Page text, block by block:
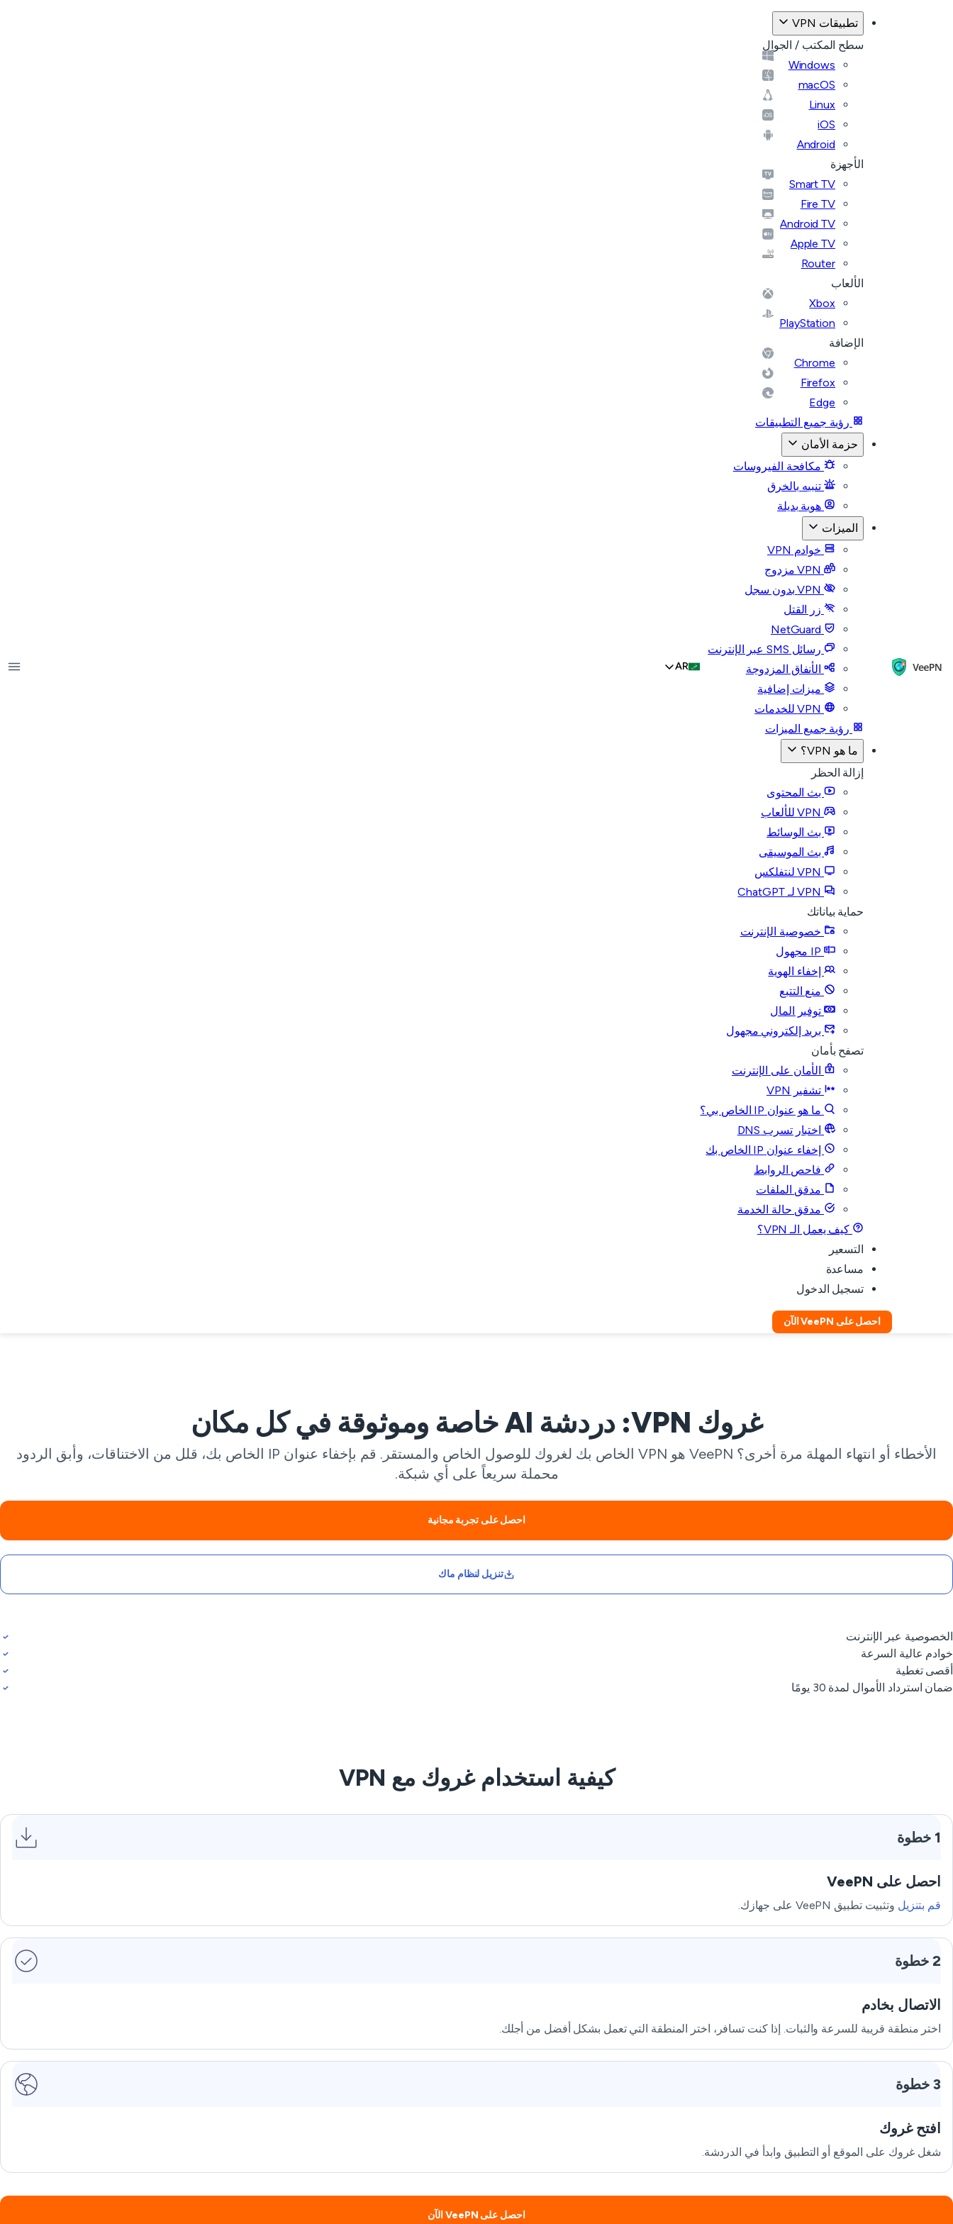
تطبيقات VPN
سطح المكتب / الجوال
Windows
macOS
Linux
iOS
Android
الأجهزة
Smart TV
Fire TV
Android TV
Apple TV
Router
الألعاب
Xbox
PlayStation
الإضافة
Chrome
Firefox
Edge
رؤية جميع التطبيقات
حزمة الأمان
مكافحة الفيروسات
تنبيه بالخرق
هوية بديلة
الميزات
خوادم VPN
زر القتل
رسائل SMS عبر الإنترنت
الأنفاق المزدوجة
ميزات إضافية
رؤية جميع الميزات
ما هو VPN؟
إزالة الحظر
بث المحتوى
بث الوسائط
بث الموسيقى
حماية بياناتك
خصوصية الإنترنت
إخفاء الهوية
منع التتبع
توفير المال
بريد إلكتروني مجهول
تصفح بأمان
الأمان على الإنترنت
تشفير VPN
ما هو عنوان IP الخاص بي؟
اختبار تسرب DNS
إخفاء عنوان IP الخاص بك
فاحص الروابط
مدقق الملفات
مدقق حالة الخدمة
كيف يعمل الـ VPN؟
التسعير
مساعدة
تسجيل الدخول
احصل على VeePN الآن
AR
غروك VPN: دردشة AI خاصة وموثوقة في كل مكان
الأخطاء أو انتهاء المهلة مرة أخرى؟ VeePN هو VPN الخاص بك لغروك للوصول الخاص والمستقر. قم بإخفاء عنوان IP الخاص بك، قلل من الاختناقات، وأبق الردود
محملة سريعاً على أي شبكة.
احصل على تجربة مجانية
تنزيل لنظام ماك
الخصوصية عبر الإنترنت
خوادم عالية السرعة
أقصى تغطية
ضمان استرداد الأموال لمدة 30 يومًا
كيفية استخدام غروك مع VPN
1 خطوة
احصل على VeePN
قم بتنزيل وتثبيت تطبيق VeePN على جهازك.
2 خطوة
الاتصال بخادم
اختر منطقة قريبة للسرعة والثبات. إذا كنت تسافر، اختر المنطقة التي تعمل بشكل أفضل من أجلك.
3 خطوة
افتح غروك
شغل غروك على الموقع أو التطبيق وابدأ في الدردشة.
احصل على VeePN الآن